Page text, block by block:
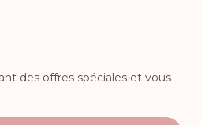
des offres spéciales et vous